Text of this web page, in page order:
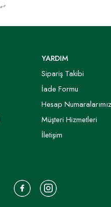
YARDIM
Sipariş Takibi
İade Formu
Hesap Numaralarımız
Müşteri Hizmetleri
İletişim